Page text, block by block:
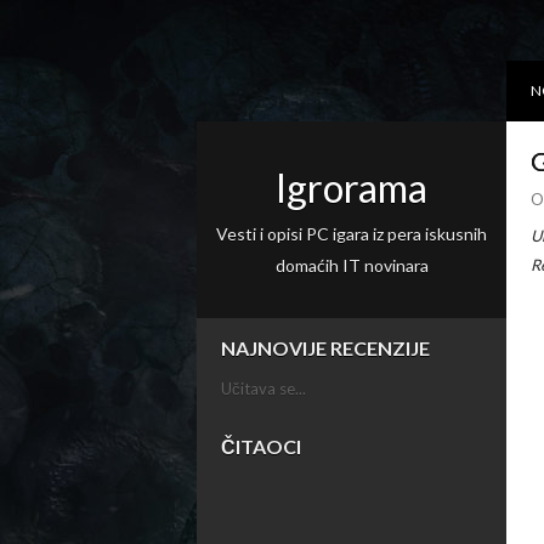
Igrorama
Vesti i opisi PC igara iz pera iskusnih
domaćih IT novinara
NAJNOVIJE RECENZIJE
Učitava se...
ČITAOCI